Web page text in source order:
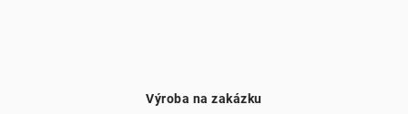
Výroba na zakázku